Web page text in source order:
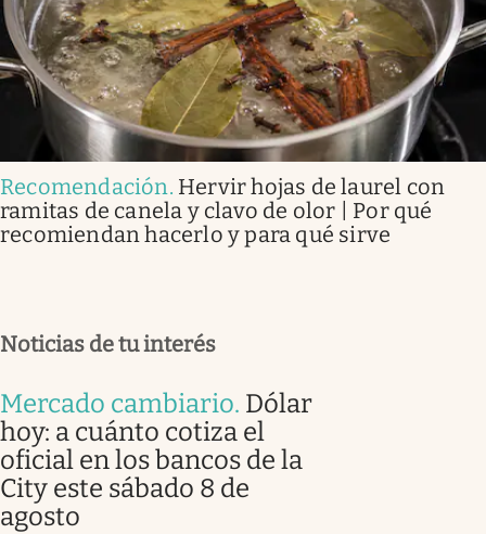
Recomendación. Hervir hojas de laurel con
ramitas de canela y clavo de olor | Por qué
recomiendan hacerlo y para qué sirve
Noticias de tu interés
Mercado cambiario. Dólar
hoy: a cuánto cotiza el
oficial en los bancos de la
City este sábado 8 de
agosto